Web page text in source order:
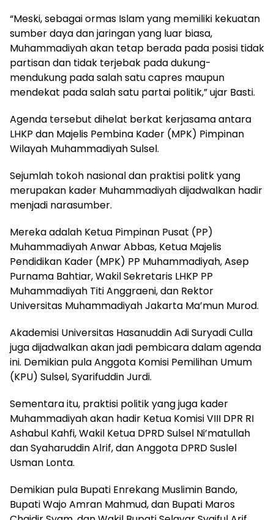
“Meski, sebagai ormas Islam yang memiliki kekuatan
sumber daya dan jaringan yang luar biasa,
Muhammadiyah akan tetap berada pada posisi tidak
partisan dan tidak terjebak pada dukung-
mendukung pada salah satu capres maupun
mendekat pada salah satu partai politik,” ujar Basti.
Agenda tersebut dihelat berkat kerjasama antara
LHKP dan Majelis Pembina Kader (MPK) Pimpinan
Wilayah Muhammadiyah Sulsel.
Sejumlah tokoh nasional dan praktisi politk yang
merupakan kader Muhammadiyah dijadwalkan hadir
menjadi narasumber.
Mereka adalah Ketua Pimpinan Pusat (PP)
Muhammadiyah Anwar Abbas, Ketua Majelis
Pendidikan Kader (MPK) PP Muhammadiyah, Asep
Purnama Bahtiar, Wakil Sekretaris LHKP PP
Muhammadiyah Titi Anggraeni, dan Rektor
Universitas Muhammadiyah Jakarta Ma’mun Murod.
Akademisi Universitas Hasanuddin Adi Suryadi Culla
juga dijadwalkan akan jadi pembicara dalam agenda
ini. Demikian pula Anggota Komisi Pemilihan Umum
(KPU) Sulsel, Syarifuddin Jurdi.
Sementara itu, praktisi politik yang juga kader
Muhammadiyah akan hadir Ketua Komisi VIII DPR RI
Ashabul Kahfi, Wakil Ketua DPRD Sulsel Ni’matullah
dan Syaharuddin Alrif, dan Anggota DPRD Suslel
Usman Lonta.
Demikian pula Bupati Enrekang Muslimin Bando,
Bupati Wajo Amran Mahmud, dan Bupati Maros